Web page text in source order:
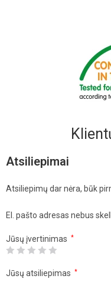
Atsiliepimai
Atsiliepimų dar nėra, būk
El. pašto adresas nebus
Jūsų įvertinimas *
Jūsų atsiliepimas *